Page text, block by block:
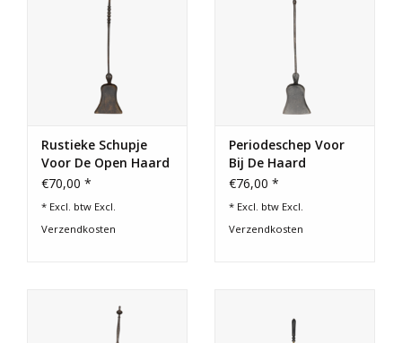
Rustieke Schupje
Voor De Open Haard
€70,00 *
* Excl. btw Excl.
Verzendkosten
Periodeschep Voor
Bij De Haard
€76,00 *
* Excl. btw Excl.
Verzendkosten